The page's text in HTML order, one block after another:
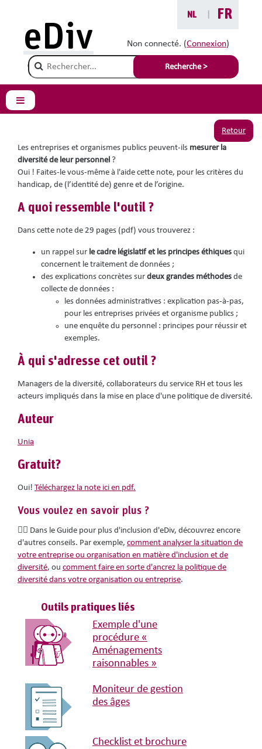
NL
FR
Non connecté. (Connexion)
Champ de recherche
Recherche >
eDiv
Panneau latéral
Vous êtes ici :
Monitoring de la
diversité : do it yourself!
Retour
Les entreprises et organismes publics peuvent-ils mesurer la
diversité de leur personnel ?
Oui ! Faites-le vous-même à l'aide cette note, pour les critères du
handicap, de (l’identité de) genre et de l’origine.
A quoi ressemble l'outil ?
Dans cette note de 29 pages (pdf) vous trouverez :
un rappel sur le cadre législatif et les principes éthiques qui
concernent le traitement de données ;
des explications concrètes sur deux grandes méthodes de
collecte de données :
les données administratives : explication pas-à-pas,
pour les entreprises privées et organisme publics ;
une enquête du personnel : principes pour réussir et
exemples.
À qui s'adresse cet outil ?
Managers de la diversité, collaborateurs du service RH et tous les
acteurs impliqués dans la mise en place d'une politique de diversité.
Auteur
Unia
Gratuit?
Oui! Téléchargez la note ici en pdf.
Vous voulez en savoir plus ?
👉🏽 Dans le Guide pour plus d'inclusion d'eDiv, découvrez encore
d'autres conseils. Par exemple, comment analyser la situation de
votre entreprise ou organisation en matière d'inclusion et de
diversité, ou comment faire en sorte d'ancrez la politique de
diversité dans votre organisation ou entreprise.
Outils pratiques liés
Exemple d'une
procédure «
Aménagements
raisonnables »
Moniteur de gestion
des âges
Checklist et brochure